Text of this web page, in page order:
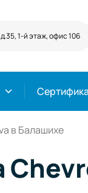
1-й этаж, офис 106
в Балашихе